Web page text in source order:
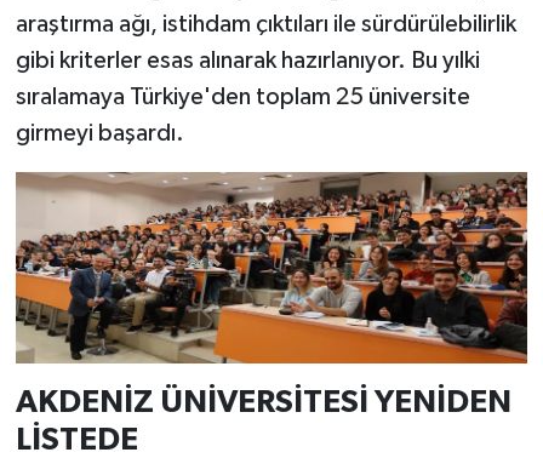
araştırma ağı, istihdam çıktıları ile sürdürülebilirlik
gibi kriterler esas alınarak hazırlanıyor. Bu yılki
sıralamaya Türkiye'den toplam 25 üniversite
girmeyi başardı.
AKDENİZ ÜNİVERSİTESİ YENİDEN
LİSTEDE